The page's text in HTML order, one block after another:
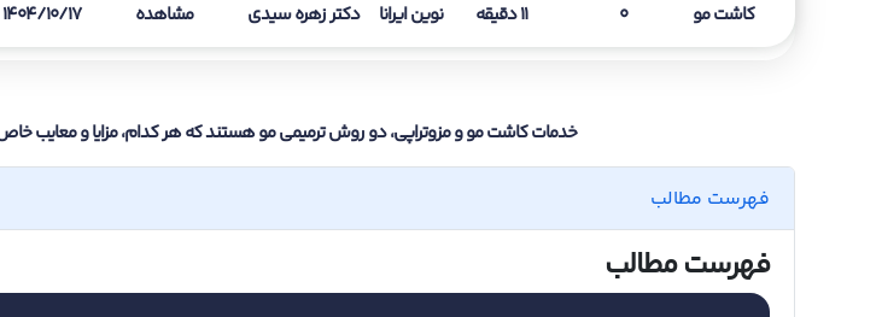
کاشت مو 0 11 دقیقه نوین ایرانا دکتر زهره سیدی مشاهده 1404/10/17
خدمات کاشت مو و مزوتراپی، دو روش ترمیمی مو هستند که هر کدام، مزایا و معایب خاص
فهرست مطالب
فهرست مطالب